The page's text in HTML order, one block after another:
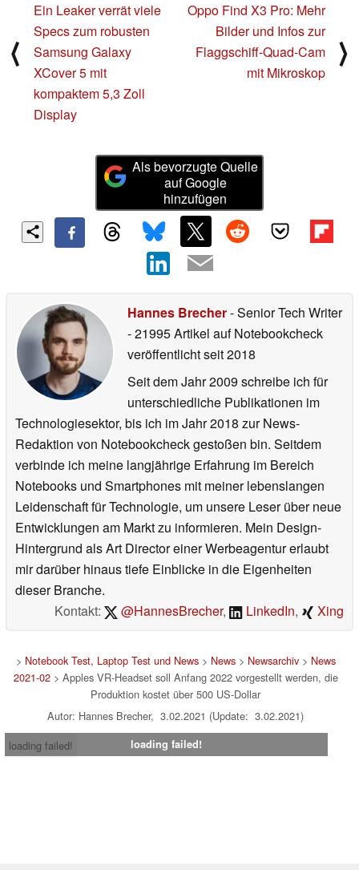
⟨
Ein Leaker verrät viele
Specs zum robusten
Samsung Galaxy
XCover 5 mit
kompaktem 5,3 Zoll
Display
Oppo Find X3 Pro: Mehr
Bilder und Infos zur
Flaggschiff-Quad-Cam
mit Mikroskop
⟩
Als bevorzugte Quelle
auf Google
hinzufügen
Hannes Brecher- Senior Tech Writer
- 21995 Artikel auf Notebookcheck
veröffentlichtseit 2018
Seit dem Jahr 2009 schreibe ich für
unterschiedliche Publikationen im
Technologiesektor, bis ich im Jahr 2018 zur News-
Redaktion von Notebookcheck gestoßen bin. Seitdem
verbinde ich meine langjährige Erfahrung im Bereich
Notebooks und Smartphones mit meiner lebenslangen
Leidenschaft für Technologie, um unsere Leser über neue
Entwicklungen am Markt zu informieren. Mein Design-
Hintergrund als Art Director einer Werbeagentur erlaubt
mir darüber hinaus tiefe Einblicke in die Eigenheiten
dieser Branche.
Kontakt:
@HannesBrecher, LinkedIn, Xing
> Notebook Test, Laptop Test und News> News> Newsarchiv> News
2021-02> Apples VR-Headset soll Anfang 2022 vorgestellt werden, die
Produktion kostet über 500 US-Dollar
Autor: Hannes Brecher, 3.02.2021 (Update: 3.02.2021)
loading failed!
loading failed!